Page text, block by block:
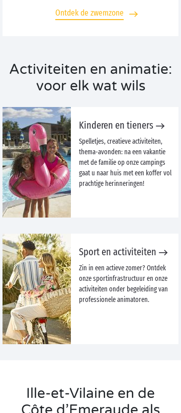
Ontdek de zwemzone
Activiteiten en animatie:
voor elk wat wils
Kinderen en tieners
Spelletjes, creatieve activiteiten,
thema-avonden: na een vakantie
met de familie op onze campings
gaat u naar huis met een koffer vol
prachtige herinneringen!
Sport en activiteiten
Zin in een actieve zomer? Ontdek
onze sportinfrastructuur en onze
activiteiten onder begeleiding van
professionele animatoren.
Ille-et-Vilaine en de